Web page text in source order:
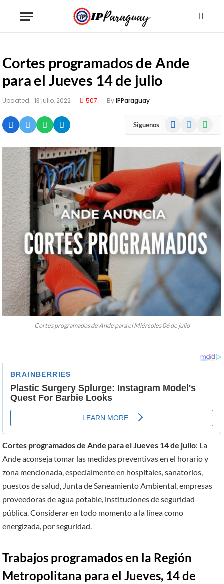
Cortes programados de Ande
para el Jueves 14 de julio
Updated: 13 julio, 2022 507 ByIPParaguay
Siguenos Facebook
Cortes programados de Ande para el Miércoles 06 de julio
Cortes programados de Ande para el Jueves 14 de julio: La
Ande aconseja tomar las medidas preventivas en el horario y
zona mencionada, especialmente en hospitales, sanatorios,
puestos de salud, Junta de Saneamiento Ambiental, empresas
proveedoras de agua potable, instituciones de seguridad
pública. Considerar en todo momento a la línea como
energizada, por seguridad.
Trabajos programados en la Región
Metropolitana para el Jueves, 14 de